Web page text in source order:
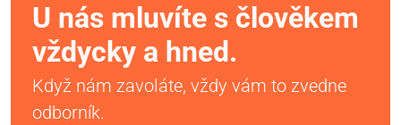
U nás mluvíte s člověkem
vždycky a hned.
Když nám zavoláte, vždy vám to zvedne
odborník.